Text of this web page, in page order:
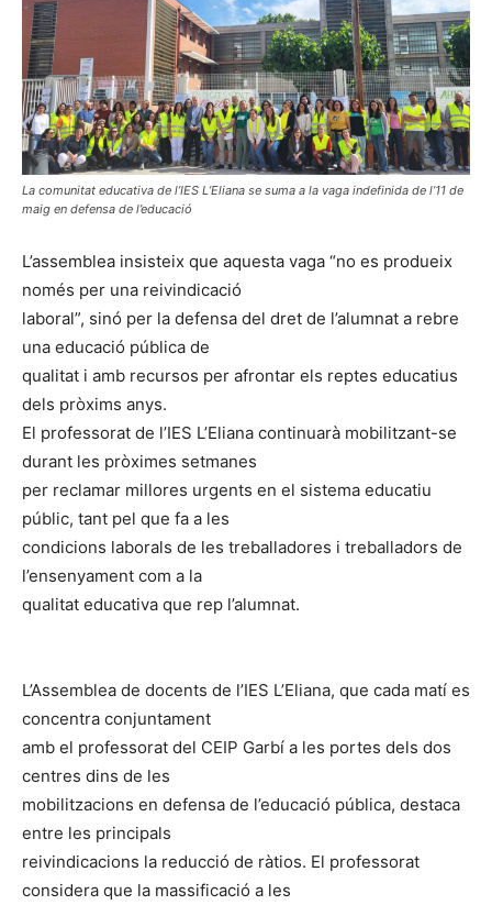
La comunitat educativa de l’IES L’Eliana se suma a la vaga indefinida de l’11 de
maig en defensa de l’educació
L’assemblea insisteix que aquesta vaga “no es produeix
només per una reivindicació
laboral”, sinó per la defensa del dret de l’alumnat a rebre
una educació pública de
qualitat i amb recursos per afrontar els reptes educatius
dels pròxims anys.
El professorat de l’IES L’Eliana continuarà mobilitzant-se
durant les pròximes setmanes
per reclamar millores urgents en el sistema educatiu
públic, tant pel que fa a les
condicions laborals de les treballadores i treballadors de
l’ensenyament com a la
qualitat educativa que rep l’alumnat.
L’Assemblea de docents de l’IES L’Eliana, que cada matí es
concentra conjuntament
amb el professorat del CEIP Garbí a les portes dels dos
centres dins de les
mobilitzacions en defensa de l’educació pública, destaca
entre les principals
reivindicacions la reducció de ràtios. El professorat
considera que la massificació a les